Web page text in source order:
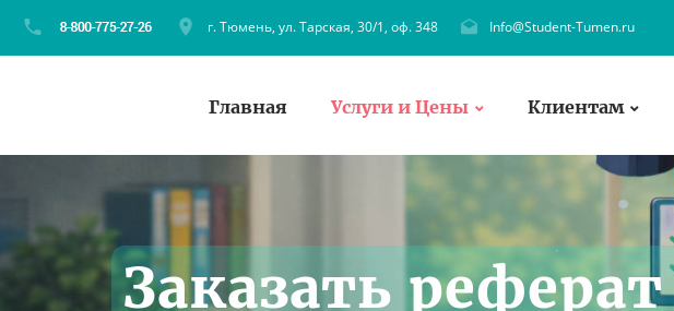
г. Тюмень, ул. Тарская, 30/1, оф. 348 Info@Student-Tumen.ru
Главная Услуги и Цены Клиентам
Заказать